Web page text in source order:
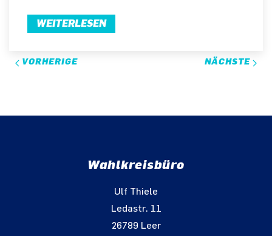
WEITERLESEN
VORHERIGE NÄCHSTE
Wahlkreisbüro
Ulf Thiele
Ledastr. 11
26789 Leer